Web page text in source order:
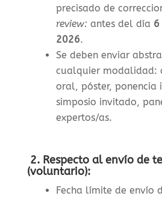
precisado de
review: antes del día 6
2026.
Se deben enviar
cualquier modalidad:
oral, póster, ponencia
simposio invitado,
expertos/as.
2. Respecto al envío de
(voluntario):
Fecha límite de envío